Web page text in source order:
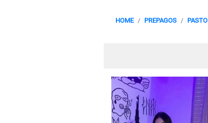
HOME PREPAGOS PASTO